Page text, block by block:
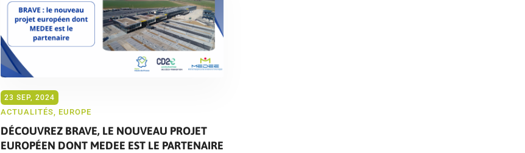
23 SEP, 2024
ACTUALITÉS, EUROPE
DÉCOUVREZ BRAVE, LE NOUVEAU PROJET
EUROPÉEN DONT MEDEE EST LE PARTENAIRE